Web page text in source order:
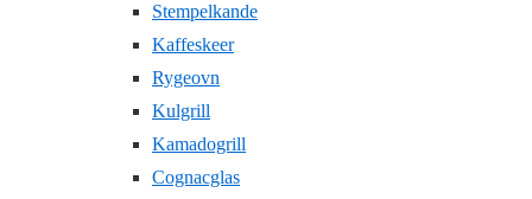
Stempelkande
Kaffeskeer
Rygeovn
Kulgrill
Kamadogrill
Cognacglas